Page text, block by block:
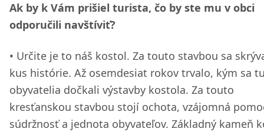
Ak by k Vám prišiel turista, čo by ste mu v obci
odporučili navštíviť?
Určite je to náš kostol. Za touto stavbou sa
kus histórie. Až osemdesiat rokov trvalo, kým sa
obyvatelia dočkali výstavby kostola. Za touto
kresťanskou stavbou stojí ochota, vzájomná
súdržnosť a jednota obyvateľov. Základný kameň